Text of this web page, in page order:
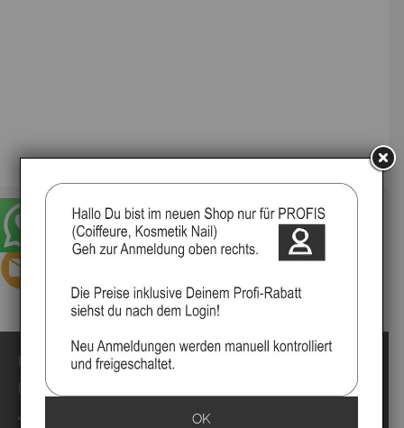
Impressum
Kontakt
Anmelden
OK